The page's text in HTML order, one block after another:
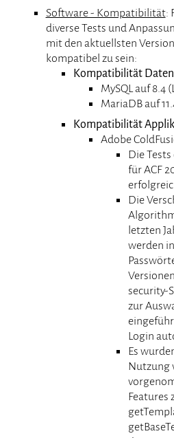
Software - Kompatibilität:
diverse Tests und
mit den aktuellsten
kompatibel zu sein:
Kompatibilität
MySQL auf 8.4
MariaDB auf
Kompatibilität
Adobe
Die
für ACF
Die
letzten
werden
security-
zur
Login
Es
Nutzung
Features